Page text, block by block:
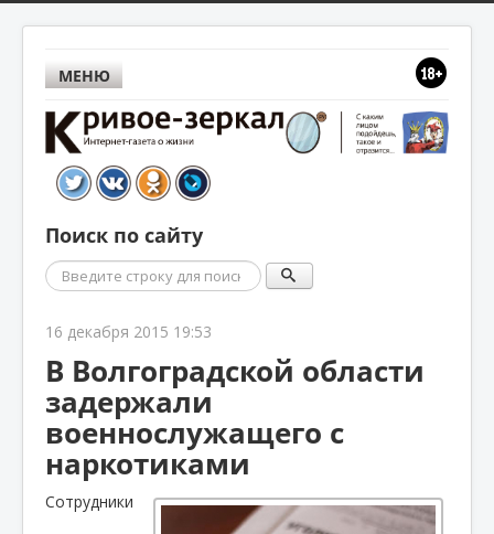
МЕНЮ
Поиск по сайту
Поиск
16 декабря 2015 19:53
В Волгоградской области
задержали
военнослужащего с
наркотиками
Сотрудники